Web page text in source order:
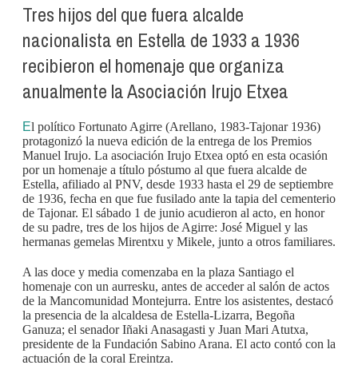
Tres hijos del que fuera alcalde
nacionalista en Estella de 1933 a 1936
recibieron el homenaje que organiza
anualmente la Asociación Irujo Etxea
El político Fortunato Agirre (Arellano, 1983-Tajonar 1936)
protagonizó la nueva edición de la entrega de los Premios
Manuel Irujo. La asociación Irujo Etxea optó en esta ocasión
por un homenaje a título póstumo al que fuera alcalde de
Estella, afiliado al PNV, desde 1933 hasta el 29 de septiembre
de 1936, fecha en que fue fusilado ante la tapia del cementerio
de Tajonar. El sábado 1 de junio acudieron al acto, en honor
de su padre, tres de los hijos de Agirre: José Miguel y las
hermanas gemelas Mirentxu y Mikele, junto a otros familiares.
A las doce y media comenzaba en la plaza Santiago el
homenaje con un aurresku, antes de acceder al salón de actos
de la Mancomunidad Montejurra. Entre los asistentes, destacó
la presencia de la alcaldesa de Estella-Lizarra, Begoña
Ganuza; el senador Iñaki Anasagasti y Juan Mari Atutxa,
presidente de la Fundación Sabino Arana. El acto contó con la
actuación de la coral Ereintza.